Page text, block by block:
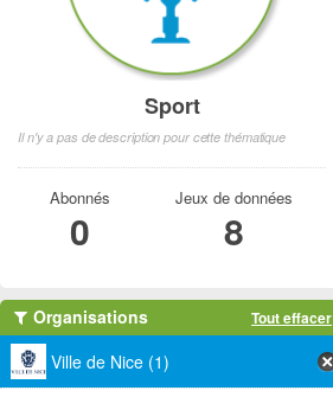
Sport
Il n'y a pas de description pour cette thématique
Abonnés
0
Jeux de données
8
Organisations Tout effacer
Ville de Nice (1)